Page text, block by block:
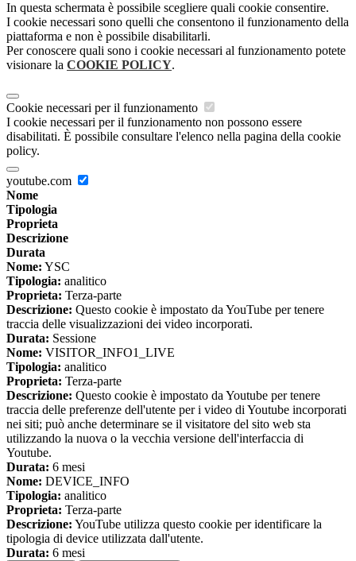
In questa schermata è possibile scegliere quali cookie consentire.
I cookie necessari sono quelli che consentono il funzionamento della
piattaforma e non è possibile disabilitarli.
Per conoscere quali sono i cookie necessari al funzionamento potete
visionare la COOKIE POLICY.
Cookie necessari per il funzionamento
I cookie necessari per il funzionamento non possono essere
disabilitati. È possibile consultare l'elenco nella pagina della cookie
policy.
youtube.com
Nome
Tipologia
Proprieta
Descrizione
Durata
Nome: YSC
Tipologia: analitico
Proprieta: Terza-parte
Descrizione: Questo cookie è impostato da YouTube per tenere
traccia delle visualizzazioni dei video incorporati.
Durata: Sessione
Nome: VISITOR_INFO1_LIVE
Tipologia: analitico
Proprieta: Terza-parte
Descrizione: Questo cookie è impostato da Youtube per tenere
traccia delle preferenze dell'utente per i video di Youtube incorporati
nei siti; può anche determinare se il visitatore del sito web sta
utilizzando la nuova o la vecchia versione dell'interfaccia di
Youtube.
Durata: 6 mesi
Nome: DEVICE_INFO
Tipologia: analitico
Proprieta: Terza-parte
Descrizione: YouTube utilizza questo cookie per identificare la
tipologia di device utilizzata dall'utente.
Durata: 6 mesi